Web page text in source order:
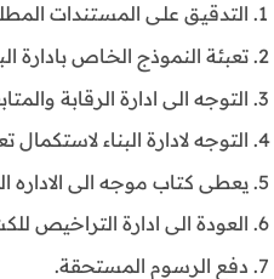
التدقيـق علـى المستندات
تعبئة النموذج الخـاص بادارة
التوجه الى ادارة الرقابة
التوجه لادارة البناء
يعطى كتاب موجه الى الاداره
العودة الى ادارة
دفع الرسوم المستحقة.